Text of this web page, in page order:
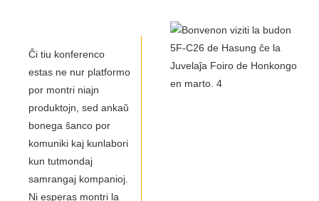
Ĉi tiu konferenco
estas ne nur platformo
por montri niajn
produktojn, sed ankaŭ
bonega ŝanco por
komuniki kaj kunlabori
kun tutmondaj
samrangaj kompanioj.
Ni esperas montri la